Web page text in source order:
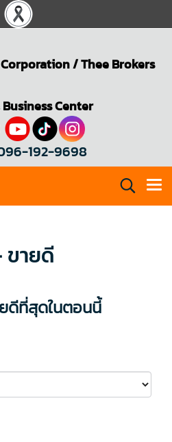
/Thee Brokers
Center
192-9698
ขายดี
ดีที่สุดในตอนนี้